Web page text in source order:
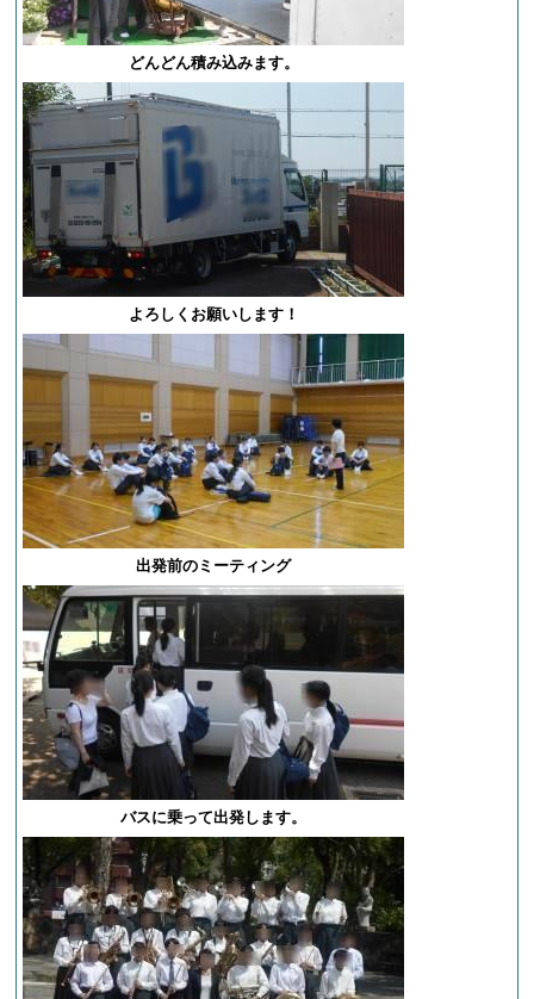
どんどん積み込みます。
よろしくお願いします！
出発前のミーティング
バスに乗って出発します。